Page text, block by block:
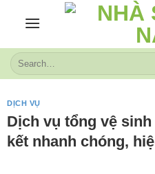
DỊCH VỤ
Dịch vụ tổng vệ
kết nhanh chóng,